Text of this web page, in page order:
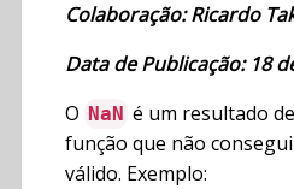
Colaboração: Ricardo
Data de Publicação: 18
O NaN é um resultado
função que não
válido. Exemplo: